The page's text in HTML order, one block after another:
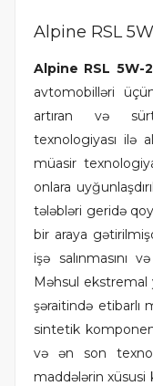
Alpine RSL
Alpine RSL 5W-
avtomobilləri
artıran və
texnologiyası ilə
müasir
onlara
tələbləri geridə
bir araya
işə salınmasını
Məhsul
şəraitində etibarlı
sintetik
və ən son
maddələrin xüsusi